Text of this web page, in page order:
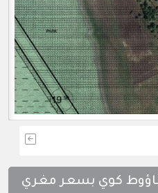
كوي بسعر مغري